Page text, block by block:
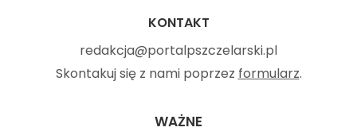
KONTAKT
redakcja@portalpszczelarski.pl
Skontakuj się z nami poprzez formularz.
WAŻNE